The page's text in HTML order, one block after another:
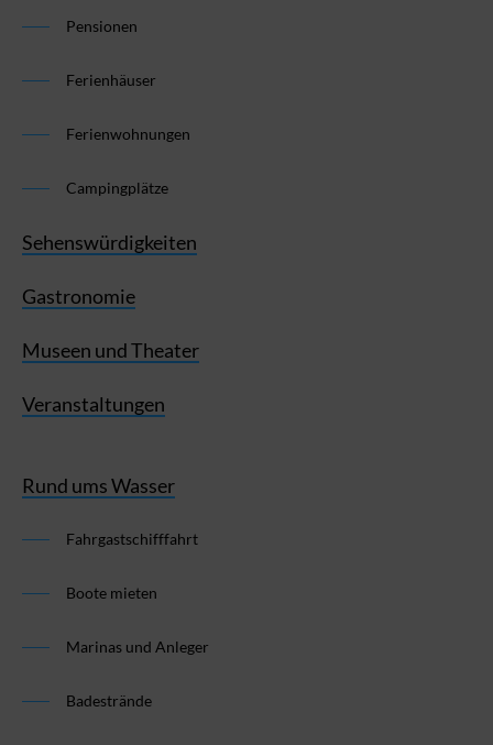
Pensionen
Ferienhäuser
Ferienwohnungen
Campingplätze
Sehenswürdigkeiten
Gastronomie
Museen und Theater
Veranstaltungen
Rund ums Wasser
Fahrgastschifffahrt
Boote mieten
Marinas und Anleger
Badestrände